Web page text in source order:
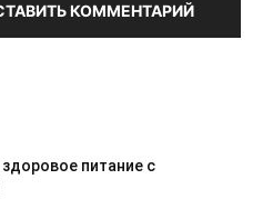
КОММЕНТАРИЙ
здоровое питание с